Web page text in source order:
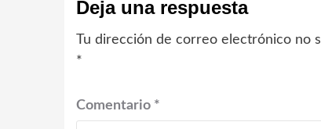
Deja una respuesta
Tu dirección de correo electrónico no
*
Comentario *